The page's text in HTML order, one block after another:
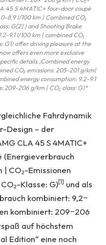
45 S 4MATIC+ four-door coupé
8.9 l/100 km | Combined CO₂
G[2] ) and Shooting Brake
9.1 l/100 km | combined CO₂
G1) offer driving pleasure at the
offers even more exclusive
details.;Combined energy
CO₂ emissions: 205-201 g/km|
energy consumption: 9.2-9.1
209-206 g/km | CO₂ class: G)*
Fahrdynamik
Design – der
CLA 45 S 4MATIC+
(Energieverbrauch
CO₂-Emissionen
Klasse: G)[1] und als
kombiniert: 9,2‒
kombiniert: 209‒206
auf höchstem
Edition“ eine noch